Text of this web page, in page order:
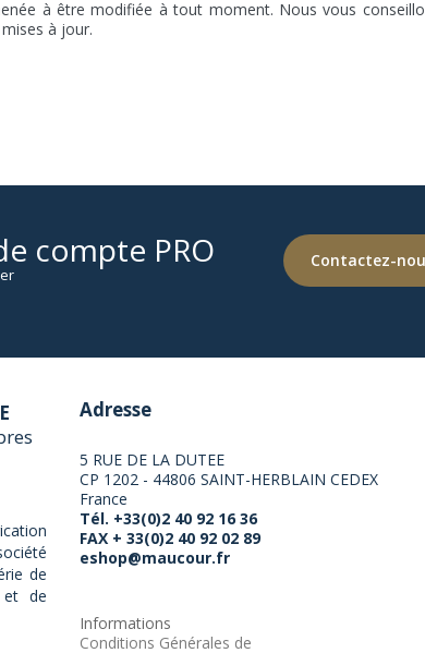
à être modifiée à tout moment. Nous vous
à jour.
compte PRO Contactez-
de
et de
Adresse
5 RUE DE LA DUTEE
CP 1202 - 44806 SAINT-HERBLAIN CEDEX
France
Tél. +33(0)2 40 92 16 36
FAX + 33(0)2 40 92 02 89
eshop@maucour.fr
Informations
Conditions Générales de